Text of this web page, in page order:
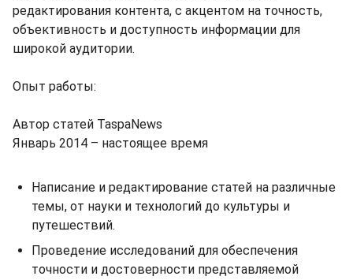
редактирования контента, с акцентом на точность,
объективность и доступность информации для
широкой аудитории.
Опыт работы:
Автор статей TaspaNews
Январь 2014 – настоящее время
Написание и редактирование статей на различные
темы, от науки и технологий до культуры и
путешествий.
Проведение исследований для обеспечения
точности и достоверности представляемой